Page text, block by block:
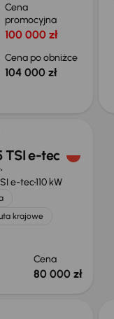
Cena
promocyjna
100 000 zł
Cena po obniżce
104 000 zł
TSI e-tec
e-tec110 kW
krajowe
Cena
80 000 zł